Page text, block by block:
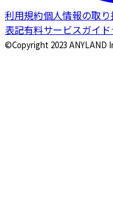
利用規約個人情報の取
表記有料サービスガイ
©Copyright 2023 ANYLAND